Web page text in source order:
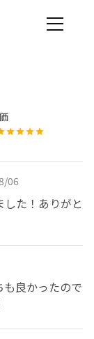
06
た！ありがと
良かったので